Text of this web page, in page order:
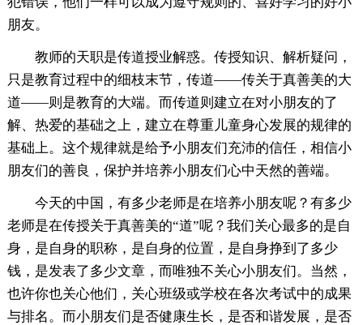
朋友。
教师的天职是传道授业解惑。传授知识、解析疑问，
只是教育过程中的细枝末节，传道——传关于真善美的大
道——则是教育的大端。而传道则建立在对小朋友的了
解、热爱的基础之上，建立在尊重儿童身心发展的规律的
基础上。这个规律就是给予小朋友们充沛的信任，相信小
朋友们的善良，保护并培养小朋友们心中天然的善端。
今天的中国，有多少老师是在培养小朋友呢？有多少
老师是在传授关于真善美的“道”呢？我们关心最多的是自
身，是自身的职称，是自身的位置，是自身挣到了多少
钱，是发表了多少文章，而唯独不关心小朋友们。当然，
也许你也关心他们，关心班级或学校在各次考试中的成果
与排名。而小朋友们是否健康生长，是否和谐发展，是否